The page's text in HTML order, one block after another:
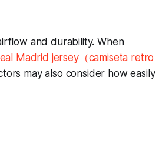
and durability. When
Madrid jersey（camiseta retro
may also consider how easily